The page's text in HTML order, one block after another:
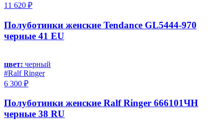
11 620 ₽
Полуботинки женские Tendance GL5444-970
черные 41 EU
цвет: черный
#Ralf Ringer
6 300 ₽
Полуботинки женские Ralf Ringer 666101ЧН
черные 38 RU